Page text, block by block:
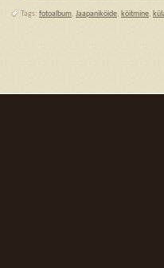
Tags: fotoalbum, Jaapaniköide, köitmine,